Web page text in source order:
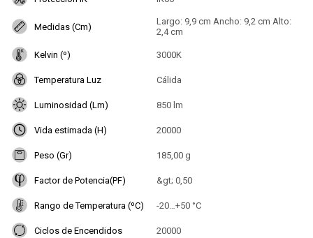
Medidas (Cm)
Largo: 9,9 cm Ancho: 9,2 cm Alto:
2,4 cm
Kelvin (º) 3000K
Temperatura Luz Cálida
Luminosidad (Lm) 850 lm
Vida estimada (H) 20000
Peso (Gr) 185,00 g
Factor de Potencia(PF) &gt; 0,50
Rango de Temperatura (ºC) -20…+50 °C
Ciclos de Encendidos 20000